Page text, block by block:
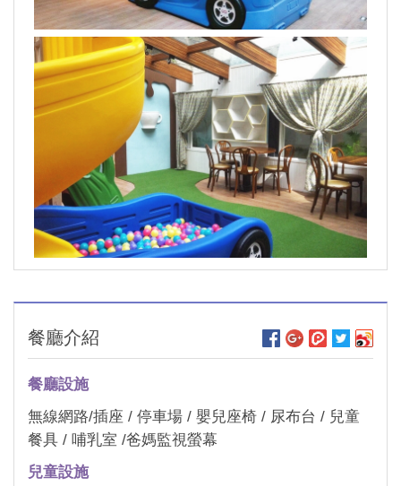
餐廳介紹
餐廳設施
無線網路/插座 / 停車場 / 嬰兒座椅 / 尿布台 / 兒童
餐具 / 哺乳室 /爸媽監視螢幕
兒童設施